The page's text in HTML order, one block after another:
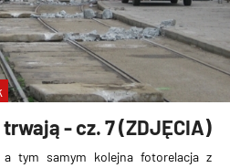
- cz. 7 (ZDJĘCIA)
a tym samym kolejna fotorelacja z